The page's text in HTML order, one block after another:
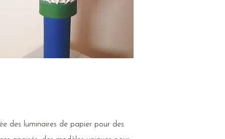
des luminaires de papier pour des